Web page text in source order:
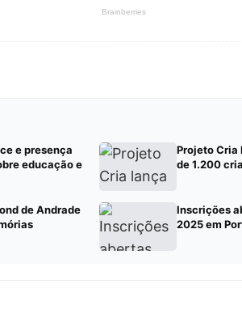
e presença
educação e
Projeto
de 1.200
de Andrade
Inscrições
2025 em